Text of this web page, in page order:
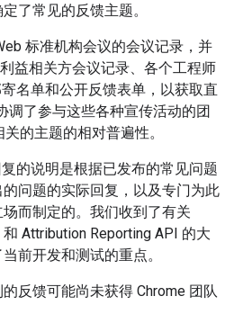
了常见的反馈主题。
标准机构会议的会议记录，并
益相关方会议记录、各个工程师
名单和公开反馈表单，以获取直
调了参与这些各种宣传活动的团
的主题的相对普遍性。
的说明是根据已发布的常见问题
问题的实际回复，以及专门为此
而制定的。我们收到了有关
Attribution Reporting API 的大
前开发和测试的重点。
反馈可能尚未获得 Chrome 团队